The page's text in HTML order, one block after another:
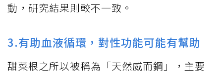
動，研究結果則較不一致。
3.有助血液循環，對性功能可能有幫助
甜菜根之所以被稱為「天然威而鋼」，主要